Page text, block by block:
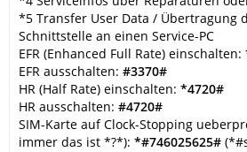
*5 Transfer User Data / Übertragung
Schnittstelle an einen Service-PC
EFR (Enhanced Full Rate) einschalten:
EFR ausschalten: #3370#
HR (Half Rate) einschalten: *4720#
HR ausschalten: #4720#
SIM-Karte auf Clock-Stopping
immer das ist *?*): *#746025625#